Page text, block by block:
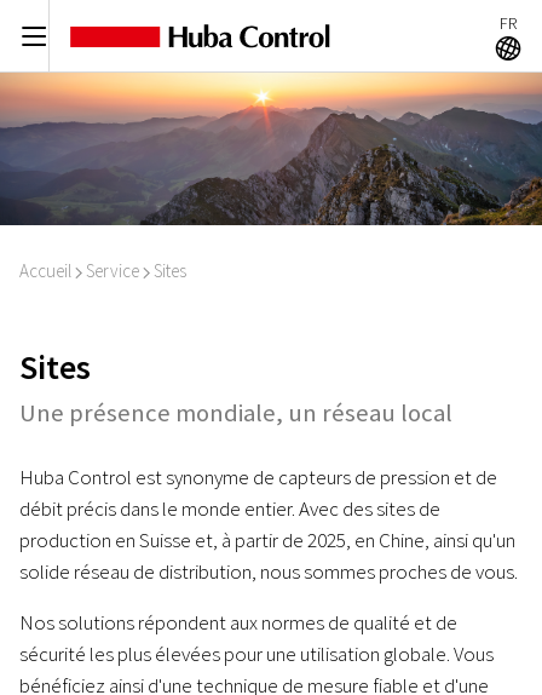
C FR
A
Accueil I Service I Sites
Sites
Une présence mondiale, un réseau local
Huba Control est synonyme de capteurs de pression et de
débit précis dans le monde entier. Avec des sites de
production en Suisse et, à partir de 2025, en Chine, ainsi qu'un
solide réseau de distribution, nous sommes proches de vous.
Nos solutions répondent aux normes de qualité et de
sécurité les plus élevées pour une utilisation globale. Vous
bénéficiez ainsi d'une technique de mesure fiable et d'une